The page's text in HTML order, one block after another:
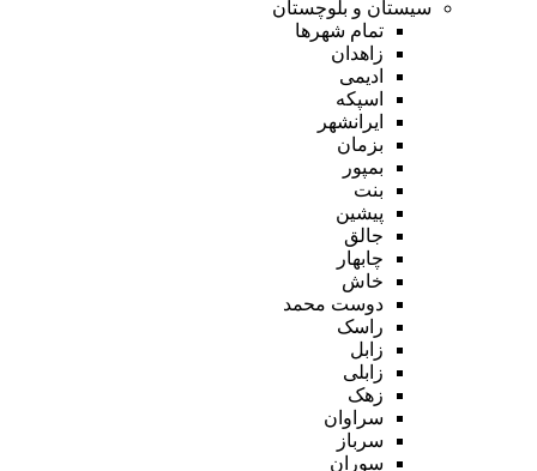
سیستان و بلوچستان
تمام شهر‌ها
زاهدان
ادیمی
اسپکه
ایرانشهر
بزمان
بمپور
بنت
پیشین
جالق
چابهار
خاش
دوست محمد
راسک
زابل
زابلی
زهک
سراوان
سرباز
سوران